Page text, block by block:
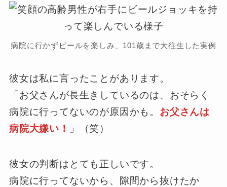
病院に行かずビールを楽しみ、101歳まで大往生した実例
彼女は私に言ったことがあります。
「お父さんが長生きしているのは、おそらく
病院に行ってないのが原因かも。 お父さんは
病院大嫌い！
」（笑）
彼女の判断はとても正しいです。
病院に行ってないから、隙間から抜けたか